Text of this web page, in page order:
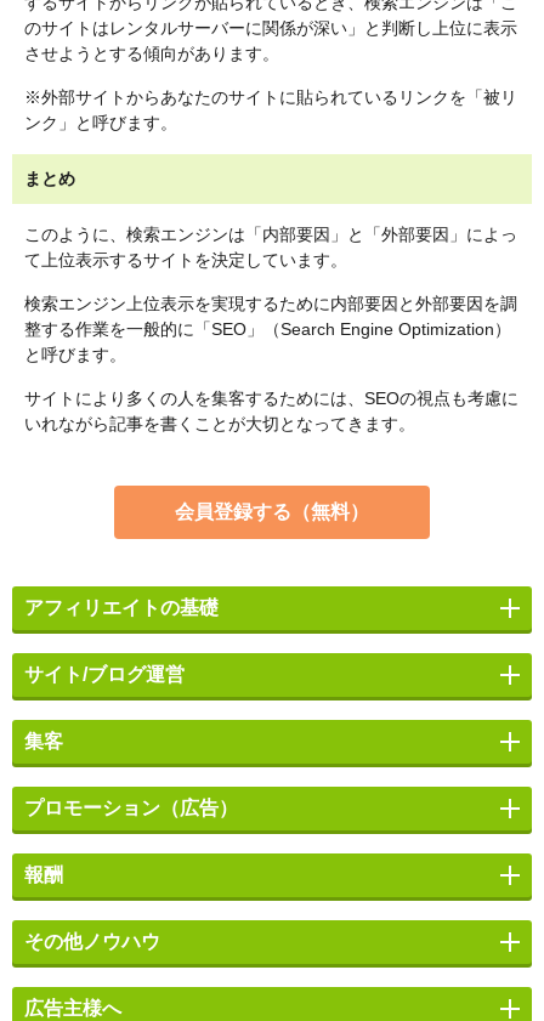
のサイトはレンタルサーバーに関係が深い」と判断し上位に表示
させようとする傾向があります。
※外部サイトからあなたのサイトに貼られているリンクを「被リ
ンク」と呼びます。
まとめ
このように、検索エンジンは「内部要因」と「外部要因」によっ
て上位表示するサイトを決定しています。
検索エンジン上位表示を実現するために内部要因と外部要因を調
整する作業を一般的に「SEO」（Search Engine Optimization）
と呼びます。
サイトにより多くの人を集客するためには、SEOの視点も考慮に
いれながら記事を書くことが大切となってきます。
会員登録する（無料）
アフィリエイトの基礎
サイト/ブログ運営
集客
プロモーション（広告）
報酬
その他ノウハウ
広告主様へ